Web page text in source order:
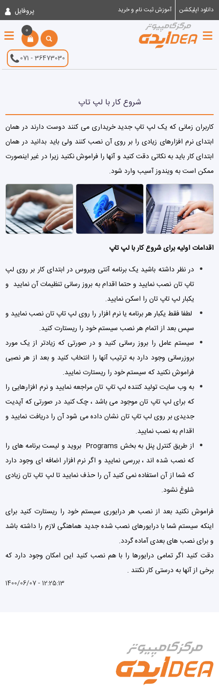
دانلود اپلیکشن آموزش ثبت نام و خرید
ورود ×
رمز عبور:
فراموشی رمز عبور ثبت نام
ثبت نام ×
ایمیل:
رمز عبور:
علاقه مندی ها × بازگشت ×
لیست قیمت
اخبار و مقالات
سوالات متداول
قوانین و مقررات
درباره ما
تماس با ما
پروفایل من ×
تغییرمشخصات
علاقه مندی ها خریدهای من
آدرسهای من خروج
پروفایل دسته بندی فروشگاه
لپ تاپ های Asus
لپ تاپ های Acer
لپ تاپ های Lenovo
لپ تاپ های HP
لپ تاپ های DELL
لوازم جانبی لپ تاپ
071 - 36473030
0
سبد خرید من ×
سبد خرید شما خالی می
شروع کار با لپ تاپ
کاربران زمانی که یک لپ تاپ جدید خریداری می کنند دوست دارند در همان
ابتدای نرم افزارهای زیادی را بر روی آن نصب کنند ولی باید بدانید در همان
ابتدای کار باید به نکاتی دقت کنید و آنها را فراموش نکنید زیرا در غیر اینصورت
ممکن است به ویندوز آسیب وارد شود.
اقدامات اولیه برای شروع کار با لپ تاپ
در نظر داشته باشید یک برنامه آنتی ویروس در ابتدای کار بر روی لپ
تاپ تان نصب نمایید و حتما اقدام به بروز رسانی تنظیمات آن نمایید و
یکبار لپ تاپ تان را اسکن نمایید.
لطفا فقط یکبار هر برنامه یا نرم افزار را روی لپ تاپ تان نصب نمایید و
سپس بعد از اتمام هر نصب سیستم خود را ریستارت کنید.
سیستم عامل را بروز رسانی کنید و در صورتی که زیادتر از یک مورد
بروزرسانی وجود دارد به ترتیب آنها را انتخاب کنید و بعد از هر نصبی
فراموش نکنید که سیستم خود را ریستارت نمایید.
به وب سایت تولید کننده لپ تاپ تان مراجعه نمایید و نرم افزارهایی را
که برای لپ تاپ تان موجود می باشد ، چک کنید در صورتی که آپدیت
جدیدی بر روی لپ تاپ تان نشان داده می شود آن را دریافت نمایید و
اقدام به نصب نمایید.
از طریق کنترل پنل به بخش Programs بروید و لیست برنامه های را
که نصب شده اند ، بررسی نمایید و اگر نرم افزار اضافه ای وجود دارد
که شما از آن استفاده نمی کنید آن را حذف نمایید تا لپ تاپ تان زیادی
شلوغ نشود.
فراموش نکنید بعد از نصب هر درایوری سیستم خود را ریستارت کنید برای
اینکه سیستم شما با درایورهای نصب شده جدید هماهنگی لازم را داشته باشد
و برای نصب های بعدی آماده گردد.
دقت کنید اگر تمامی درایورها را با هم نصب کنید این امکان وجود دارد که
برخی از آنها به درستی کار نکنند .
1400/06/07 - 12:25:13